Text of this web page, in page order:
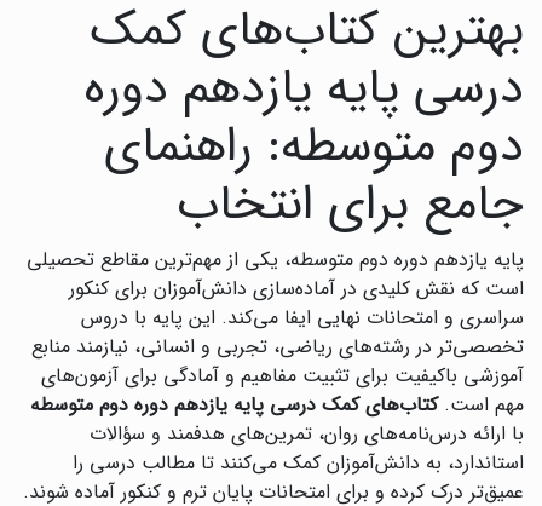
بهترین کتاب‌های کمک
درسی پایه یازدهم دوره
دوم متوسطه: راهنمای
جامع برای انتخاب
پایه یازدهم دوره دوم متوسطه، یکی از مهم‌ترین مقاطع تحصیلی
است که نقش کلیدی در آماده‌سازی دانش‌آموزان برای کنکور
سراسری و امتحانات نهایی ایفا می‌کند. این پایه با دروس
تخصصی‌تر در رشته‌های ریاضی، تجربی و انسانی، نیازمند منابع
آموزشی باکیفیت برای تثبیت مفاهیم و آمادگی برای آزمون‌های
مهم است.کتاب‌های کمک درسی پایه یازدهم دوره دوم متوسطه
با ارائه درس‌نامه‌های روان، تمرین‌های هدفمند و سؤالات
استاندارد، به دانش‌آموزان کمک می‌کنند تا مطالب درسی را
عمیق‌تر درک کرده و برای امتحانات پایان ترم و کنکور آماده شوند.